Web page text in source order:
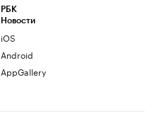
РБК
Новости
iOS
Android
AppGallery